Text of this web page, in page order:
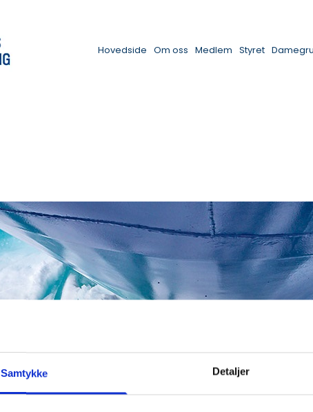
Samtykke Detaljer
Hovedside Om oss Medlem Styret